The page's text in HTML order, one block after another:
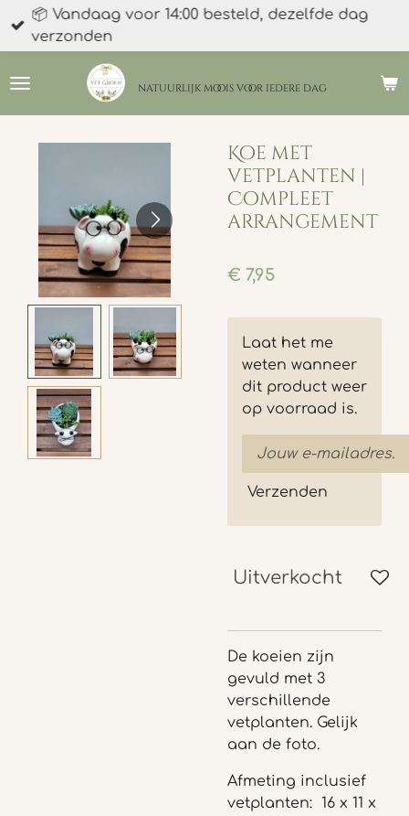
Ga
direct
de
natuurlijk moois voor iedere dag
📦 Vandaag voor 14:00 besteld, dezelfde dag
verzonden
Koe met
vetplanten |
Compleet
arrangement
€ 7,95
Laat het me
weten wanneer
dit product weer
op voorraad is.
Verzenden
Uitverkocht
De koeien zijn
gevuld met 3
verschillende
vetplanten. Gelijk
aan de foto.
Afmeting inclusief
vetplanten: 16 x 11 x